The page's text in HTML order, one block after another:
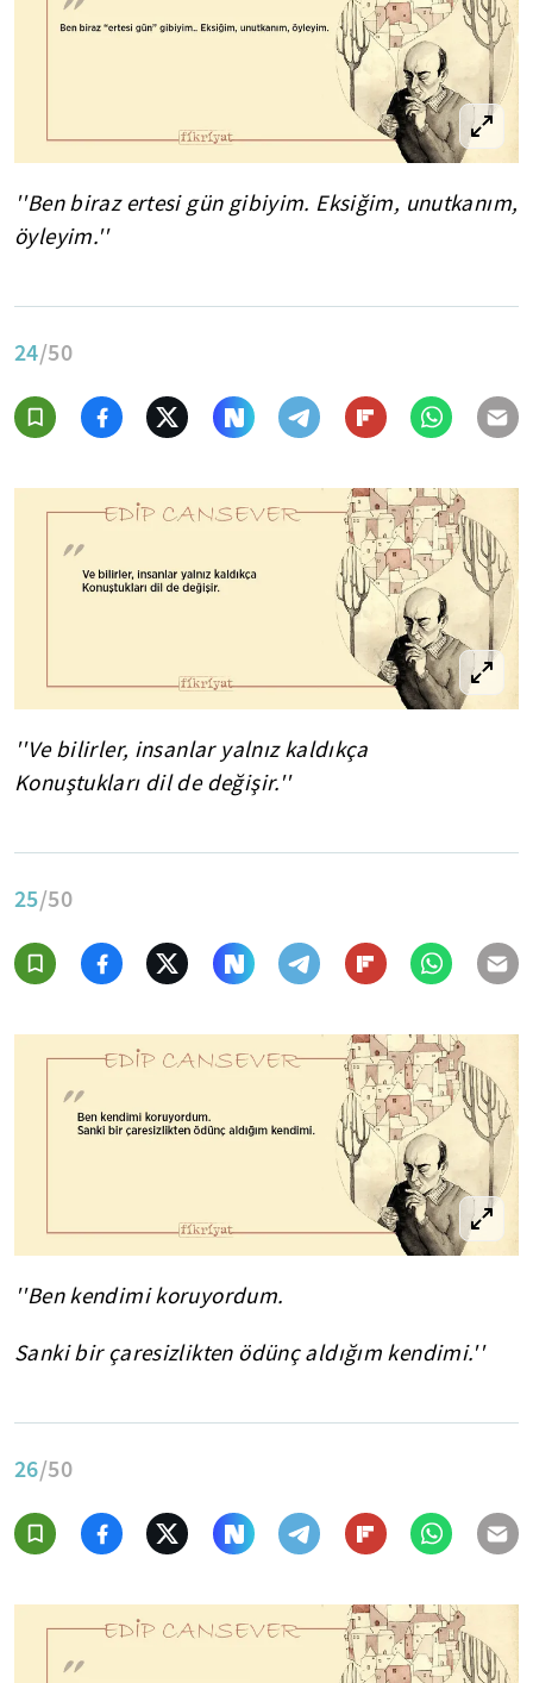
''Ben biraz ertesi gün gibiyim. Eksiğim, unutkanım,
öyleyim.''
24/50
''Ve bilirler, insanlar yalnız kaldıkça
Konuştukları dil de değişir.''
25/50
''Ben kendimi koruyordum.
Sanki bir çaresizlikten ödünç aldığım kendimi.''
26/50